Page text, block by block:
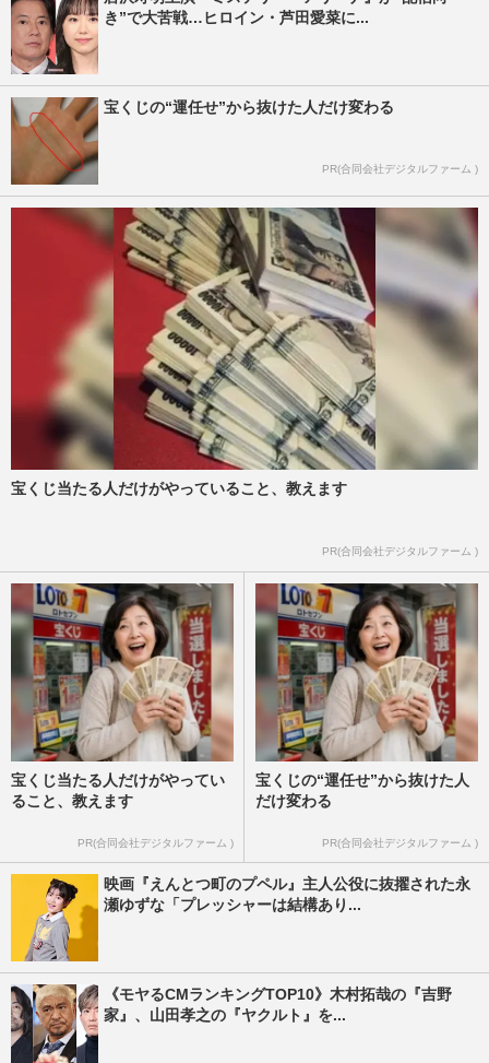
き”で大苦戦…ヒロイン・芦田愛菜に...
宝くじの“運任せ”から抜けた人だけ変わる
PR(合同会社デジタルファーム )
宝くじ当たる人だけがやっていること、教えます
PR(合同会社デジタルファーム )
宝くじ当たる人だけがやってい
ること、教えます
PR(合同会社デジタルファーム )
宝くじの“運任せ”から抜けた人
だけ変わる
PR(合同会社デジタルファーム )
映画『えんとつ町のプペル』主人公役に抜擢された永
瀬ゆずな「プレッシャーは結構あり...
《モヤるCMランキングTOP10》木村拓哉の『吉野
家』、山田孝之の『ヤクルト』を...